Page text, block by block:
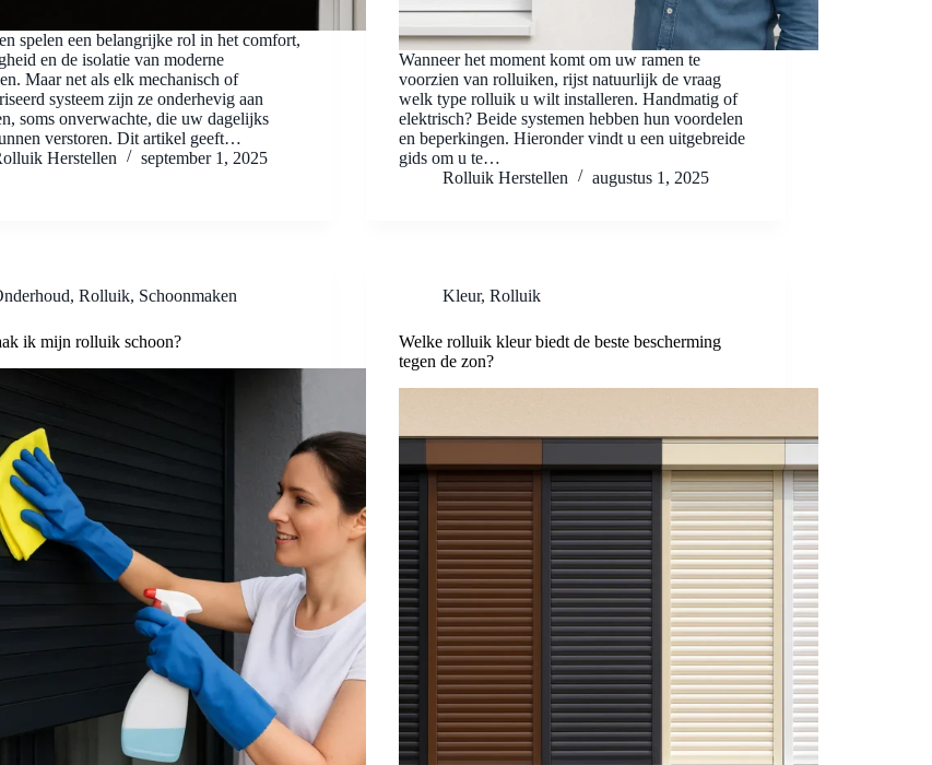
spelen een belangrijke rol in het comfort,
en de isolatie van moderne
Maar net als elk mechanisch of
systeem zijn ze onderhevig aan
soms onverwachte, die uw dagelijks
verstoren. Dit artikel geeft…
Herstellen
september 1, 2025
Wanneer het moment komt om uw ramen te
voorzien van rolluiken, rijst natuurlijk de vraag
welk type rolluik u wilt installeren. Handmatig of
elektrisch? Beide systemen hebben hun voordelen
en beperkingen. Hieronder vindt u een uitgebreide
gids om u te…
Rolluik Herstellen
augustus 1, 2025
,Rolluik, Schoonmaken
ik mijn rolluik schoon?
Kleur,Rolluik
Welke rolluik kleur biedt de beste bescherming
tegen de zon?